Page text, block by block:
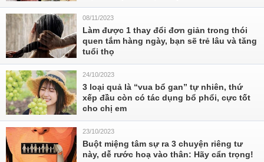
08/11/2023
Làm được 1 thay đổi đơn giản trong thói
quen tắm hàng ngày, bạn sẽ trẻ lâu và tăng
tuổi thọ
24/10/2023
3 loại quả là “vua bổ gan” tự nhiên, thứ
xếp đầu còn có tác dụng bổ phổi, cực tốt
cho chị em
23/10/2023
Buột miệng tâm sự ra 3 chuyện riêng tư
này, dễ rước hoạ vào thân: Hãy cẩn trọng!